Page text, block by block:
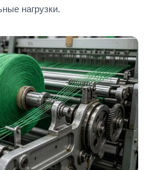
нагрузки.